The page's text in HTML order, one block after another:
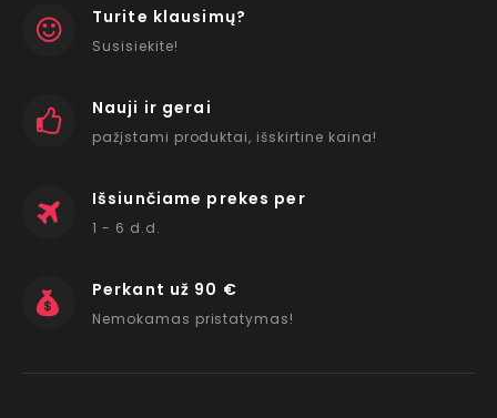
Turite klausimų?
Susisiekite!
Nauji ir gerai
pažįstami produktai, išskirtine kaina!
Išsiunčiame prekes per
1 - 6 d.d.
Perkant už 90 €
Nemokamas pristatymas!